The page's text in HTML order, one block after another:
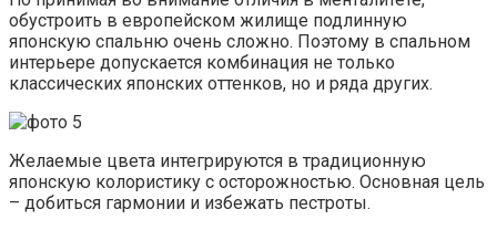
обустроить в европейском жилище подлинную
японскую спальню очень сложно. Поэтому в спальном
интерьере допускается комбинация не только
классических японских оттенков, но и ряда других.
Желаемые цвета интегрируются в традиционную
японскую колористику с осторожностью. Основная цель
– добиться гармонии и избежать пестроты.